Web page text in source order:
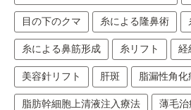
目の下のクマ 糸による隆鼻術
糸による鼻筋形成 糸リフト 経
美容針リフト 肝斑 脂漏性角化
脂肪幹細胞上清液注入療法 薄毛治